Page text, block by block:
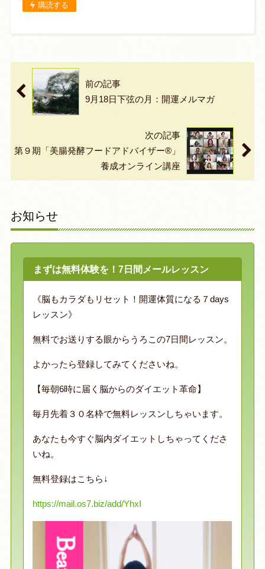
購読する
前の記事
9月18日下弦の月：開運メルマガ
次の記事
第９期「美腸発酵フードアドバイザー®️」
養成オンライン講座
お知らせ
まずは無料体験を！7日間メールレッスン
《脳もカラダもリセット！開運体質になる７days
レッスン》
無料でお送りする眼からうろこの7日間レッスン。
よかったら登録してみてくださいね。
【毎朝6時に届く脳からのダイエット革命】
毎月先着３０名枠で無料レッスンしちゃいます。
あなたも今すぐ脳内ダイエットしちゃってくださ
いね。
無料登録はこちら↓
https://mail.os7.biz/add/YhxI